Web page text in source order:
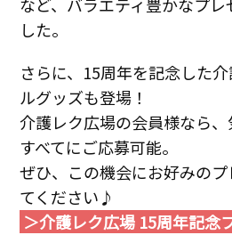
など、バラエティ豊かなプ
した。
さらに、15周年を記念した
ルグッズも登場！
介護レク広場の会員様なら
すべてにご応募可能。
ぜひ、この機会にお好みの
てください♪
＞介護レク広場 15周年記念